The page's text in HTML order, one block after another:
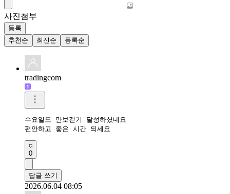
사진첨부
등록
추천순
최신순 등록순
tradingcom
수요일도 만보걷기 달성하셨네요
편안하고 좋은 시간 되세요
0
답글 쓰기
2026.06.04 08:05